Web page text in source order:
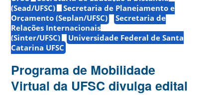
(Sead/UFSC)
Secretaria de Planejamento e
Orçamento (Seplan/UFSC)
Secretaria de
Relações Internacionais
(Sinter/UFSC)
Universidade Federal de Santa
Catarina UFSC
Programa de Mobilidade
Virtual da UFSC divulga edital